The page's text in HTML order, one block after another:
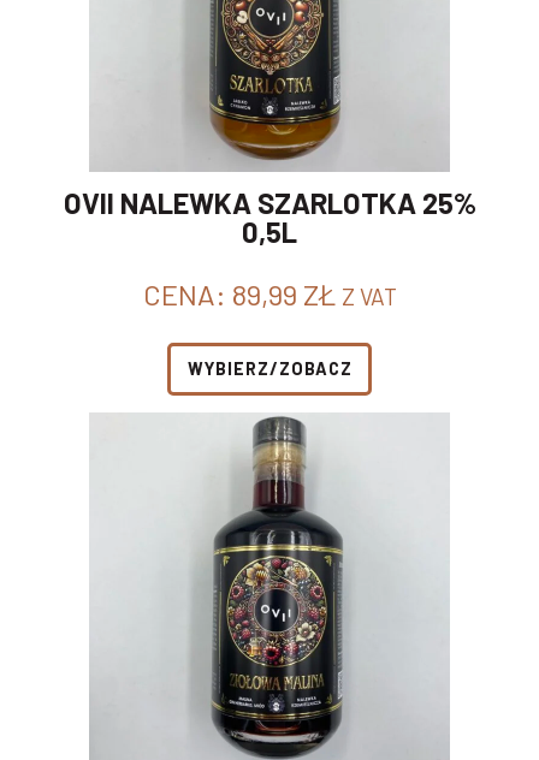
OVII NALEWKA SZARLOTKA 25%
0,5L
CENA: 89,99 ZŁ Z VAT
WYBIERZ/ZOBACZ